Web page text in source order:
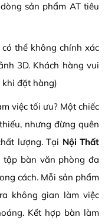
sản phẩm AT tiêu
thể không chính xác
3D. Khách hàng vui
khi đặt hàng)
việc tối ưu? Một chiếc
nhưng đừng quên
lượng. Tại Nội Thất
tập bàn văn phòng đa
cách. Mỗi sản phẩm
không gian làm việc
Kết hợp bàn làm